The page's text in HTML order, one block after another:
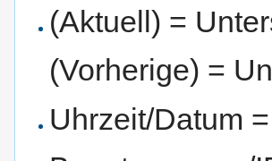
(Aktuell) =
(Vorherige) =
Uhrzeit/Datum